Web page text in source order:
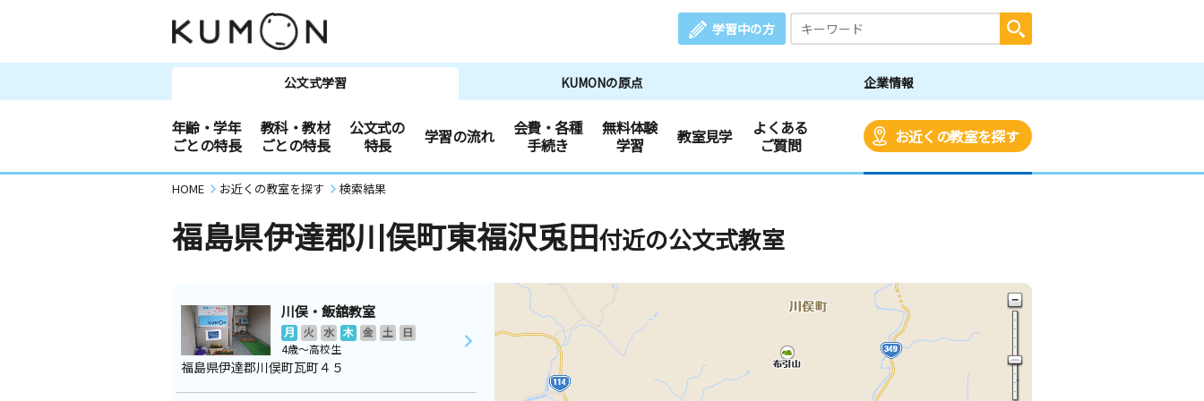
学習中の方
公文式学習 KUMONの原点 企業情報
年齢・学年
ごとの特長
教科・教材
ごとの特長
公文式の
特長
学習の流れ
会費・各種
手続き
無料体験
学習
教室見学
よくある
ご質問
お近くの教室を探す
HOME お近くの教室を探す 検索結果
福島県伊達郡川俣町東福沢兎田付近の公文式教室
川俣・飯舘教室
月 火 水 木 金 土
日
4歳～高校生
福島県伊達郡川俣町瓦町４５